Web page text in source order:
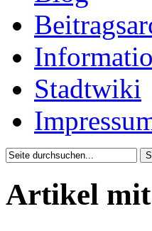
Stadtwiki
Artikel mit